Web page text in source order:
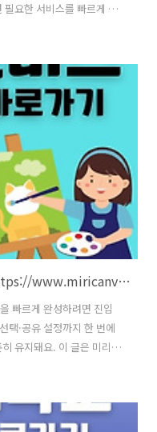
요한 서비스를 빠르게 찾
명 발급까지 순서대로 익
이용 사례를 바탕으로 체
안내 🔎 ✅ 한국사회복지
협회 홈페이지 이용 핵심
첫 화면에서는 상단 메뉴
·회원/자격·연수/정책·자
미리캔버스 홈페이지 바로가기 (https://www.miricanvas.com)
빠르게 완성하려면 진입
택·공유 설정까지 한 번에
유지돼요. 이 글은 미리캔
습니다. 초심자도 바로 따
단 FAQ로 묶어 반복 검색
이용방법에 대해 알아보